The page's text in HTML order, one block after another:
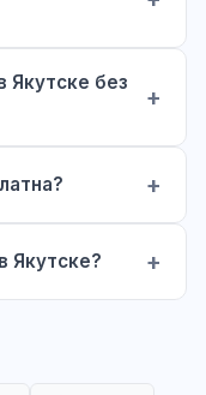
Якутске без
Якутске?